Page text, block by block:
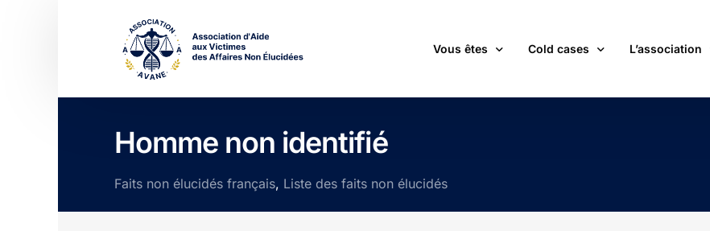
Vous êtes
passionné(e) par les cold cases
un futur adhérent ou bénévole
Cold cases L’association
Devenir
Homme non identifié
Faits non élucidés français, Liste des faits non élucidés